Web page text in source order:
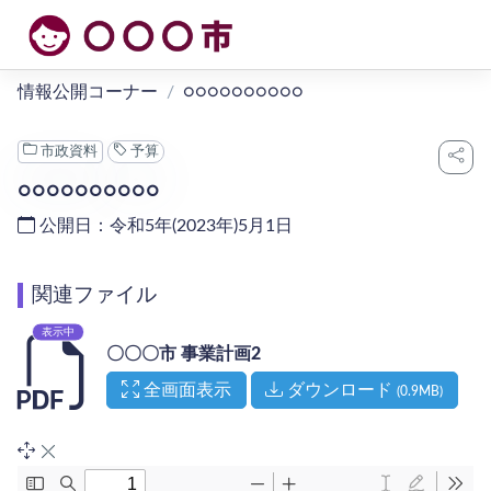
本文へ移動
情報公開コーナー ○○○○○○○○○○
市政資料 予算
○○○○○○○○○○
公開日：令和5年(2023年)5月1日
関連ファイル
表示中
〇〇〇市 事業計画2
全画面表示（新しいタブで開く）
ダウンロード(0.9MB)